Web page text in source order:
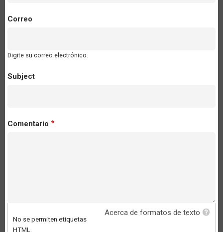
Correo
Digite su correo electrónico.
Subject
Comentario
Acerca de formatos de texto
No se permiten etiquetas
HTML.